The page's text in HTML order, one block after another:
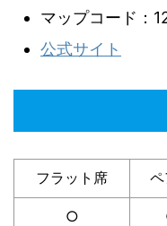
マップコード：
公式サイト
フラット席
○